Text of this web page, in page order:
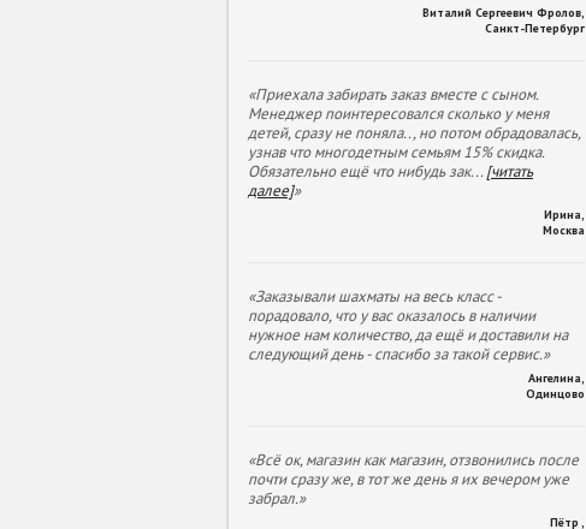
Виталий Сергеевич Фролов
Санкт-Петербург
«Приехала забирать заказ вместе с сыном.
Менеджер поинтересовался сколько у меня
детей, сразу не поняла.., но потом обрадовалась,
узнав что многодетным семьям 15% скидка.
Обязательно ещё что нибудь зак...[читать
далее]»
Ирина
Москва
«Заказывали шахматы на весь класс -
порадовало, что у вас оказалось в наличии
нужное нам количество, да ещё и доставили на
следующий день - спасибо за такой сервис.»
Ангелина
Одинцово
«Всё ок, магазин как магазин, отзвонились после
почти сразу же, в тот же день я их вечером уже
забрал.»
Пётр